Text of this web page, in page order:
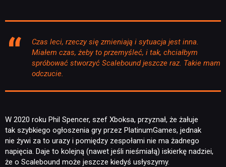
RECENZJE
PUBLICYSTYKA
Czas leci, rzeczy się zmieniają i sytuacja jest inna.
Miałem czas, żeby to przemyśleć, i tak, chciałbym
spróbować stworzyć Scalebound jeszcze raz. Takie mam
odczucie.
W 2020 roku Phil Spencer, szef Xboksa, przyznał, że żałuje
tak szybkiego ogłoszenia gry przez PlatinumGames, jednak
nie żywi za to urazy i pomiędzy zespołami nie ma żadnego
napięcia. Daje to kolejną (nawet jeśli nieśmiałą) iskierkę nadziei,
że o Scalebound może jeszcze kiedyś usłyszymy.